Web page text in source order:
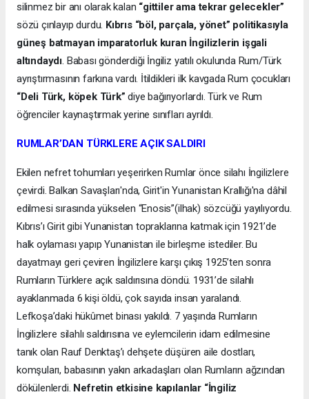
silinmez bir anı olarak kalan “gittiler ama tekrar gelecekler”
sözü çınlayıp durdu. Kıbrıs “böl, parçala, yönet” politikasıyla
güneş batmayan imparatorluk kuran İngilizlerin işgali
altındaydı. Babası gönderdiği İngiliz yatılı okulunda Rum/Türk
ayrıştırmasının farkına vardı. İtildikleri ilk kavgada Rum çocukları
“Deli Türk, köpek Türk” diye bağırıyorlardı. Türk ve Rum
öğrenciler kaynaştırmak yerine sınıfları ayrıldı.
RUMLAR’DAN TÜRKLERE AÇIK SALDIRI
Ekilen nefret tohumları yeşerirken Rumlar önce silahı İngilizlere
çevirdi. Balkan Savaşları'nda, Girit'in Yunanistan Krallığı'na dâhil
edilmesi sırasında yükselen “Enosis”(ilhak) sözcüğü yayılıyordu.
Kıbrıs’ı Girit gibi Yunanistan topraklarına katmak için 1921’de
halk oylaması yapıp Yunanistan ile birleşme istediler. Bu
dayatmayı geri çeviren İngilizlere karşı çıkış 1925’ten sonra
Rumların Türklere açık saldırısına döndü. 1931’de silahlı
ayaklanmada 6 kişi öldü, çok sayıda insan yaralandı.
Lefkoşa’daki hükûmet binası yakıldı. 7 yaşında Rumların
İngilizlere silahlı saldırısına ve eylemcilerin idam edilmesine
tanık olan Rauf Denktaş’ı dehşete düşüren aile dostları,
komşuları, babasının yakın arkadaşları olan Rumların ağzından
dökülenlerdi. Nefretin etkisine kapılanlar “İngiliz